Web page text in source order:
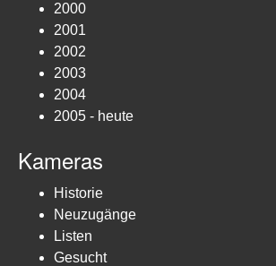
2000
2001
2002
2003
2004
2005 - heute
Kameras
Historie
Neuzugänge
Listen
Gesucht